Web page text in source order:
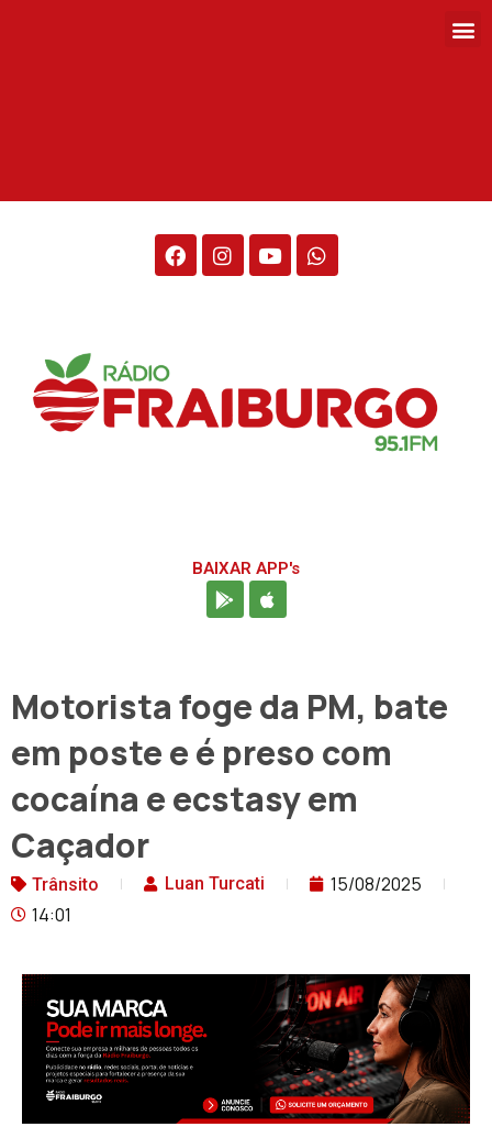
BAIXAR APP's
Motorista foge da PM, bate
em poste e é preso com
cocaína e ecstasy em
Caçador
Trânsito Luan Turcati
15/08/2025
14:01